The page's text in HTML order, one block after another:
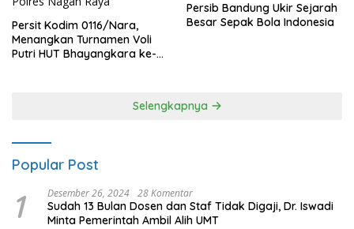
Persit Kodim 0116/Nara,
Menangkan Turnamen Voli
Putri HUT Bhayangkara ke-
Persib Bandung Ukir Sejarah
Besar Sepak Bola Indonesia
Selengkapnya
Popular Post
1 Desember 26, 2024 28 Komentar
Sudah 13 Bulan Dosen dan Staf Tidak Digaji, Dr. Iswadi
Minta Pemerintah Ambil Alih UMT